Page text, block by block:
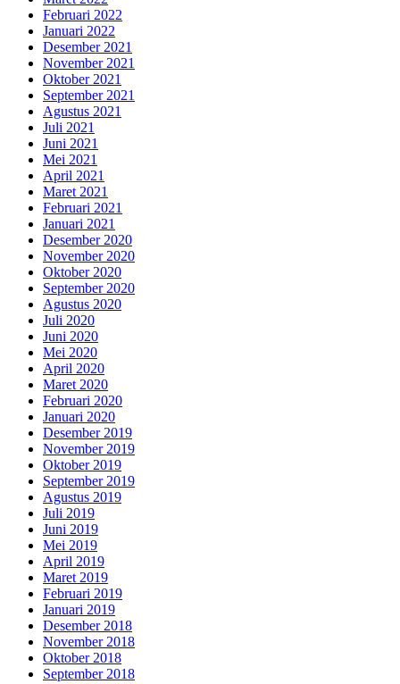
Februari 2022
Januari 2022
Desember 2021
November 2021
Oktober 2021
September 2021
Agustus 2021
Juli 2021
Juni 2021
Mei 2021
April 2021
Maret 2021
Februari 2021
Januari 2021
Desember 2020
November 2020
Oktober 2020
September 2020
Agustus 2020
Juli 2020
Juni 2020
Mei 2020
April 2020
Maret 2020
Februari 2020
Januari 2020
Desember 2019
November 2019
Oktober 2019
September 2019
Agustus 2019
Juli 2019
Juni 2019
Mei 2019
April 2019
Maret 2019
Februari 2019
Januari 2019
Desember 2018
November 2018
Oktober 2018
September 2018